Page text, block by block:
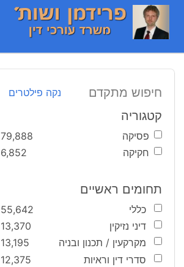
חיפוש מתקדם נקה פילטרים
קטגוריה
פסיקה
79,888
חקיקה
6,852
תחומים ראשיים
כללי
55,642
דיני נזיקין
13,370
מקרקעין / תכנון ובניה
13,195
סדרי דין וראיות
12,375